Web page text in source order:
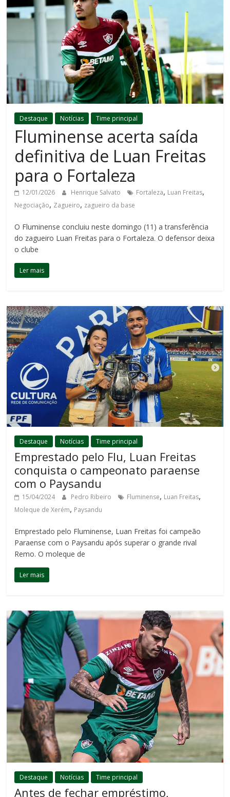
Destaque Notícias Time principal
Fluminense acerta saída
definitiva de Luan Freitas
para o Fortaleza
12/01/2026 Henrique Salvato Fortaleza, Luan Freitas,
Negociação, Zagueiro, zagueiro da base
O Fluminense concluiu neste domingo (11) a transferência
do zagueiro Luan Freitas para o Fortaleza. O defensor deixa
o clube
Ler mais
Destaque Notícias Time principal
Emprestado pelo Flu, Luan Freitas
conquista o campeonato paraense
com o Paysandu
15/04/2024 Pedro Ribeiro Fluminense, Luan Freitas,
Moleque de Xerém, Paysandu
Emprestado pelo Fluminense, Luan Freitas foi campeão
Paraense com o Paysandu após superar o grande rival
Remo. O moleque de
Ler mais
Destaque Notícias Time principal
Antes de fechar empréstimo,